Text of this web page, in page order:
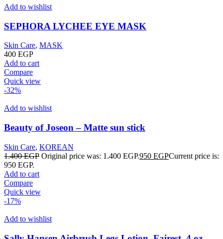
Add to wishlist
SEPHORA LYCHEE EYE MASK
Skin Care, MASK
400 EGP
Add to cart
Compare
Quick view
-32%
Add to wishlist
Beauty of Joseon – Matte sun stick
Skin Care, KOREAN
1.400EGP Original price was: 1.400 EGP.950 EGPCurrent price is:
950 EGP.
Add to cart
Compare
Quick view
-17%
Add to wishlist